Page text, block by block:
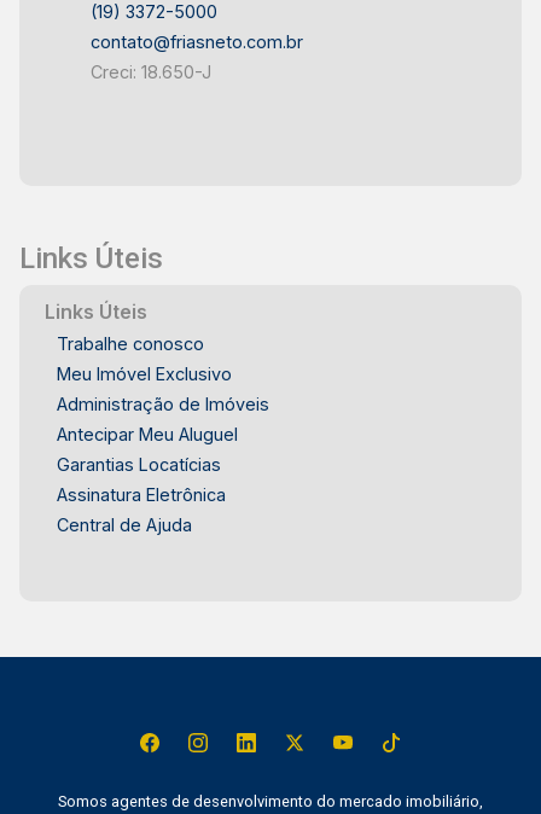
(19) 3372-5000
contato@friasneto.com.br
Creci: 18.650-J
Links Úteis
Links Úteis
Trabalhe conosco
Meu Imóvel Exclusivo
Administração de Imóveis
Antecipar Meu Aluguel
Garantias Locatícias
Assinatura Eletrônica
Central de Ajuda
Somos agentes de desenvolvimento do mercado imobiliário,